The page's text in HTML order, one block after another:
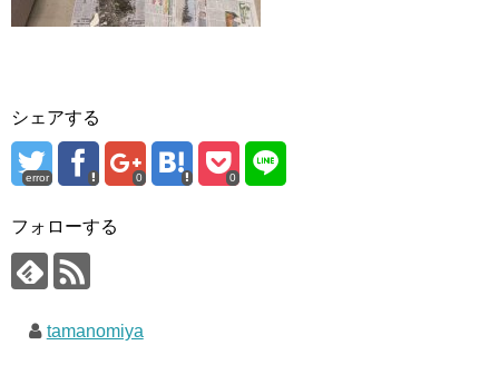
シェアする
error 0 0
フォローする
tamanomiya